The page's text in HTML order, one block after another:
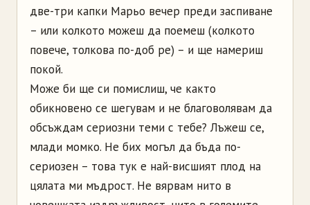
две-три капки Марьо вечер преди заспиване
– или колкото можеш да поемеш (колкото
повече, толкова по-доб ре) – и ще намериш
покой.
Може би ще си помислиш, че както
обикновено се шегувам и не благоволявам да
обсъждам сериозни теми с тебе? Лъжеш се,
млади момко. Не бих могъл да бъда по-
сериозен – това тук е най-висшият плод на
цялата ми мъдрост. Не вярвам нито в